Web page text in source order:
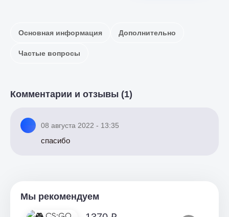
Основная информация Дополнительно
Частые вопросы
Комментарии и отзывы (1)
08 августа 2022 - 13:35
спасибо
Мы рекомендуем